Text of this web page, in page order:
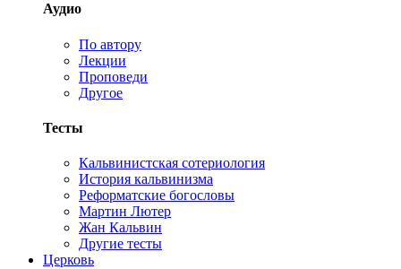
Аудио
По автору
Лекции
Проповеди
Другое
Тесты
Кальвинистская сотериология
История кальвинизма
Реформатские богословы
Мартин Лютер
Жан Кальвин
Другие тесты
Церковь